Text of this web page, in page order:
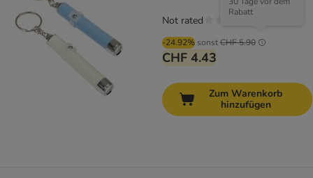
-24.92% sonstCHF 5.90
Rabatt
CHF 4.43
Not rated
Zum Warenkorb
hinzufügen